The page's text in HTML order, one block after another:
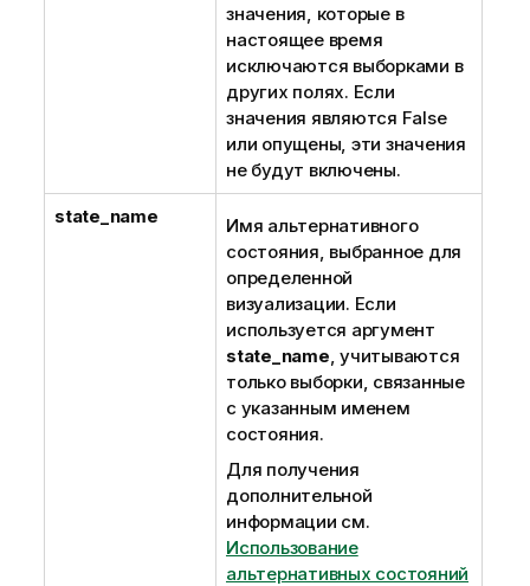
значения, которые в
настоящее время
исключаются выборками в
других полях. Если
значения являются False
или опущены, эти значения
не будут включены.
state_name
Имя альтернативного
состояния, выбранное для
определенной
визуализации. Если
используется аргумент
state_name, учитываются
только выборки, связанные
с указанным именем
состояния.
Для получения
дополнительной
информации см.
Использование
альтернативных состояний